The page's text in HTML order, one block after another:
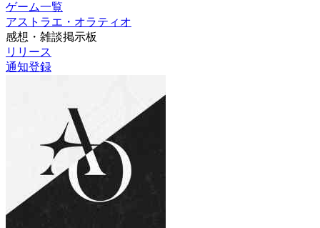
ゲーム一覧
アストラエ・オラティオ
感想・雑談掲示板
リリース
通知登録